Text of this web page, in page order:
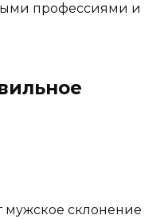
профессиями и
склонение